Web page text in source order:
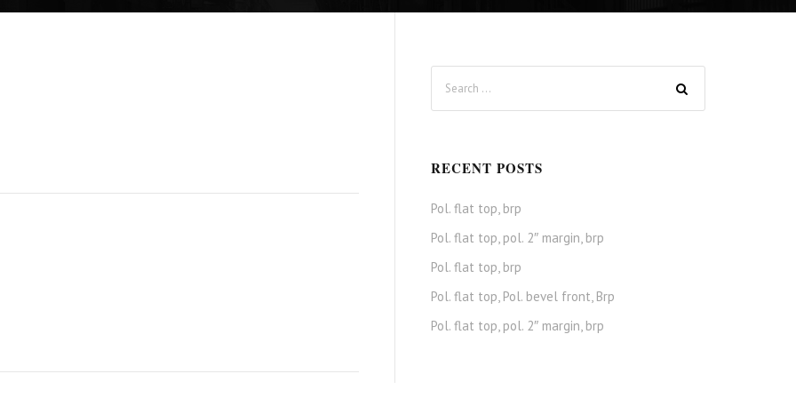
RECENT POSTS
Pol. flat top, brp
Pol. flat top, pol. 2″ margin, brp
Pol. flat top, brp
Pol. flat top, Pol. bevel front, Brp
Pol. flat top, pol. 2″ margin, brp